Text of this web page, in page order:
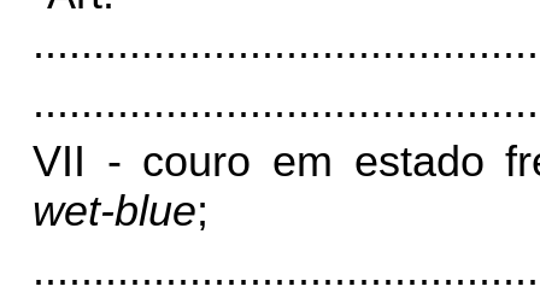
VII - couro em estado
wet-blue;